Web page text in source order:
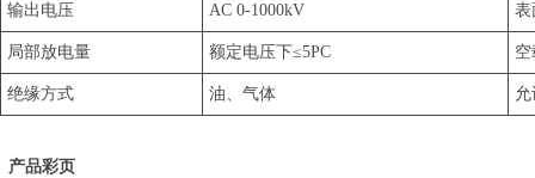
输出电压 AC 0-1000kV 表
局部放电量 额定电压下≤5PC
绝缘方式 油、气体
产品彩页